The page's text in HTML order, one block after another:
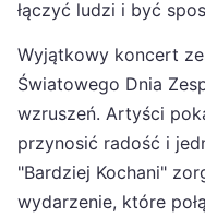
łączyć ludzi i być
Wyjątkowy koncert
Światowego Dnia
wzruszeń. Artyści
przynosić radość i
"Bardziej Kochani"
wydarzenie, które